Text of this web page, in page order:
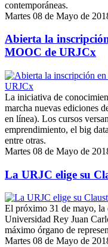
contemporáneas.
Martes 08 de Mayo de
Abierta la
MOOC de URJCx
La iniciativa de
marcha nuevas ediciones
en línea). Los cursos
emprendimiento, el big
entre otras.
Martes 08 de Mayo de
La URJC elige su
El próximo 31 de mayo, la
Universidad Rey Juan
máximo órgano de
Martes 08 de Mayo de